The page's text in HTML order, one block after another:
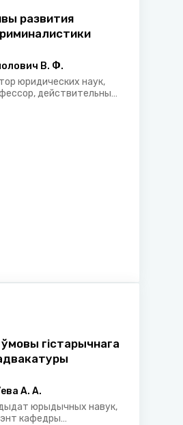
развития
В. Ф.
юридических наук,
действительный
гістарычнага
А. А.
юрыдычных навук,
кафедры